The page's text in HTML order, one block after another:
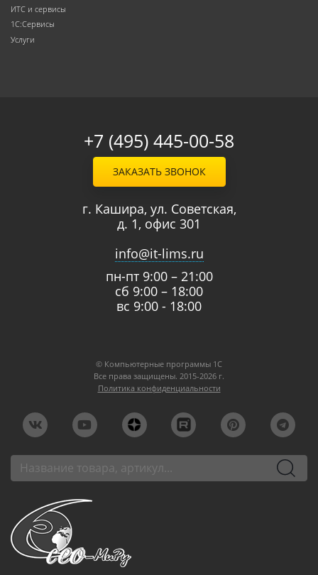
ИТС и сервисы
1С:Сервисы
Услуги
+7 (495) 445-00-58
ЗАКАЗАТЬ ЗВОНОК
г. Кашира, ул. Советская,
д. 1, офис 301
info@it-lims.ru
пн-пт 9:00 – 21:00
сб 9:00 – 18:00
вс 9:00 - 18:00
© Компьютерные программы 1C
Все права защищены. 2015-2026 г.
Политика конфиденциальности